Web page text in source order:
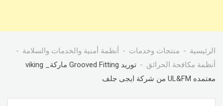
الرئيسية منتجات وخدمات
أنظمة أمنية والخدمات والسلامة
أنظمة مكافحة الحرائق
توريد Grooved Fitting ماركة_ viking
معتمده UL&FM من شركة ايجى جلف